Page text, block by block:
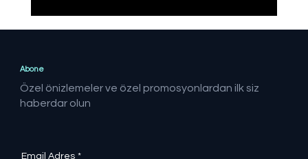
Abone
Özel önizlemeler ve özel promosyonlardan ilk siz
haberdar olun
Email Adres *